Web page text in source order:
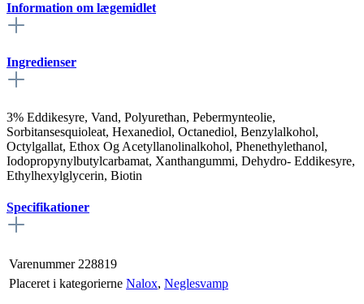
Information om lægemidlet
Ingredienser
3% Eddikesyre, Vand, Polyurethan, Pebermynteolie,
Sorbitansesquioleat, Hexanediol, Octanediol, Benzylalkohol,
Octylgallat, Ethox Og Acetyllanolinalkohol, Phenethylethanol,
Iodopropynylbutylcarbamat, Xanthangummi, Dehydro- Eddikesyre,
Ethylhexylglycerin, Biotin
Specifikationer
Varenummer 228819
Placeret i kategorierne Nalox, Neglesvamp